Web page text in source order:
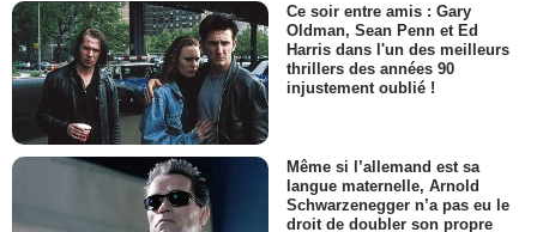
Ce soir entre amis : Gary
Oldman, Sean Penn et Ed
Harris dans l'un des meilleurs
thrillers des années 90
injustement oublié !
Même si l’allemand est sa
langue maternelle, Arnold
Schwarzenegger n’a pas eu le
droit de doubler son propre